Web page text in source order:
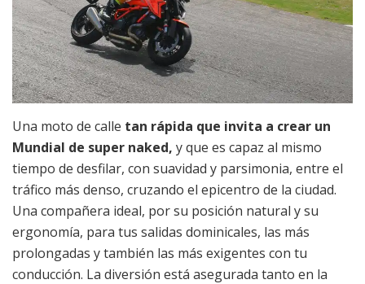
Una moto de calle tan rápida que invita a crear un
Mundial de super naked, y que es capaz al mismo
tiempo de desfilar, con suavidad y parsimonia, entre el
tráfico más denso, cruzando el epicentro de la ciudad.
Una compañera ideal, por su posición natural y su
ergonomía, para tus salidas dominicales, las más
prolongadas y también las más exigentes con tu
conducción. La diversión está asegurada tanto en la